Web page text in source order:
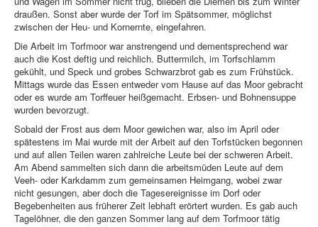
draußen. Sonst aber wurde der Torf im Spätsommer, möglichst
zwischen der Heu- und Kornernte, eingefahren.
Die Arbeit im Torfmoor war anstrengend und dementsprechend war
auch die Kost deftig und reichlich. Buttermilch, im Torfschlamm
gekühlt, und Speck und grobes Schwarzbrot gab es zum Frühstück.
Mittags wurde das Essen entweder vom Hause auf das Moor gebracht
oder es wurde am Torffeuer heißgemacht. Erbsen- und Bohnensuppe
wurden bevorzugt.
Sobald der Frost aus dem Moor gewichen war, also im April oder
spätestens im Mai wurde mit der Arbeit auf den Torfstücken begonnen
und auf allen Teilen waren zahlreiche Leute bei der schweren Arbeit.
Am Abend sammelten sich dann die arbeitsmüden Leute auf dem
Veeh- oder Karkdamm zum gemeinsamen Heimgang, wobei zwar
nicht gesungen, aber doch die Tagesereignisse im Dorf oder
Begebenheiten aus früherer Zeit lebhaft erörtert wurden. Es gab auch
Tagelöhner, die den ganzen Sommer lang auf dem Torfmoor tätig